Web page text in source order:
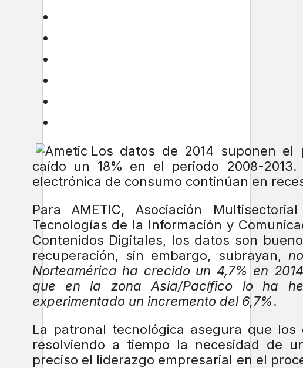
Los datos de 2014 suponen
caído un 18% en el periodo 2008-
electrónica de consumo continúan en
Para AMETIC, Asociación
Tecnologías de la Información y
Contenidos Digitales, los datos son
recuperación, sin embargo, subrayan,
Norteamérica ha crecido un 4,7% en
que en la zona Asia/Pacífico lo ha
experimentado un incremento del 6,7%.
La patronal tecnológica asegura que
resolviendo a tiempo la necesidad de
preciso el liderazgo empresarial en el